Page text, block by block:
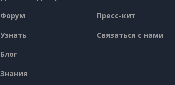
Форум
Узнать
Блог
Знания
Пресс-кит
Связаться с нами